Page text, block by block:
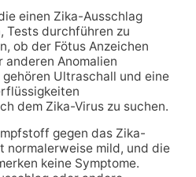
einen Zika-Ausschlag
Tests durchführen zu
ob der Fötus Anzeichen
anderen Anomalien
Ultraschall und eine
dem Zika-Virus zu suchen.
gegen das Zika-
normalerweise mild, und die
keine Symptome.